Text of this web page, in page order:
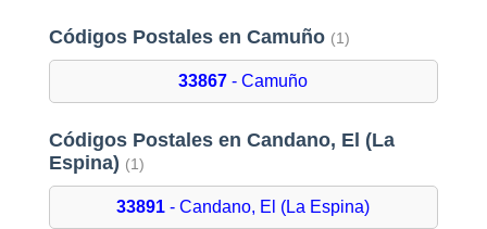
Códigos Postales en Camuño (1)
33867 - Camuño
Códigos Postales en Candano, El (La
Espina) (1)
33891 - Candano, El (La Espina)